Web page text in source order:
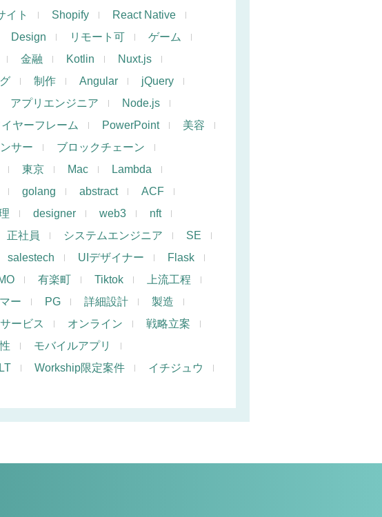
イト Shopify
React Native
Design リモート可
ゲーム
金融 Kotlin
Nuxt.js
制作 Angular
jQuery
アプリエンジニア
Node.js
イヤーフレーム PowerPoint
美容
サー
ブロックチェーン
東京 Mac
Lambda
golang abstract
ACF
designer web3
nft
正社員 システムエンジニア
SE
salestech UIデザイナー
Flask
有楽町 Tiktok
上流工程
ー PG 詳細設計
製造
ービス オンライン
戦略立案
モバイルアプリ
Workship限定案件
イチジュウ